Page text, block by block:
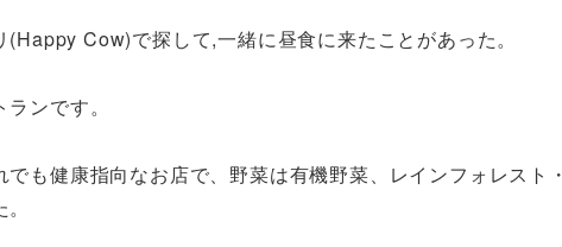
Cow)で探して,一緒に昼食に来たことがあった。
ンです。
も健康指向なお店で、野菜は有機野菜、レインフォレスト・